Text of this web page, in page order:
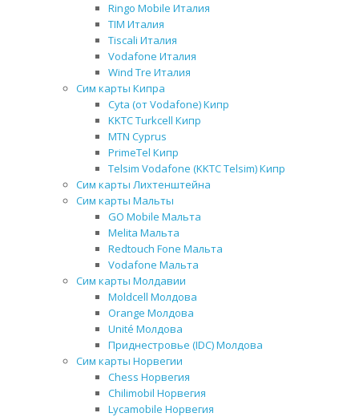
Ringo Mobile Италия
TIM Италия
Tiscali Италия
Vodafone Италия
Wind Tre Италия
Сим карты Кипра
Cyta (от Vodafone) Кипр
KKTC Turkcell Кипр
MTN Cyprus
PrimeTel Кипр
Telsim Vodafone (KKTC Telsim) Кипр
Сим карты Лихтенштейна
Сим карты Мальты
GO Mobile Мальта
Melita Мальта
Redtouch Fone Мальта
Vodafone Мальта
Сим карты Молдавии
Moldcell Молдова
Orange Молдова
Unité Молдова
Приднестровье (IDC) Молдова
Сим карты Норвегии
Chess Норвегия
Chilimobil Норвегия
Lycamobile Норвегия